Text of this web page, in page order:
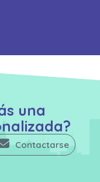
una
Contactarse